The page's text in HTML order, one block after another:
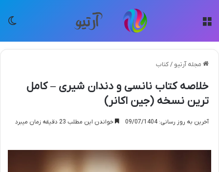
مجله آرتیو /کتاب
خلاصه کتاب نانسی و دندان شیری – کامل
ترین نسخه (جین اکانر)
آخرین به روز رسانی: 09/07/1404 خواندن این مطلب 23 دقیقه زمان میبرد